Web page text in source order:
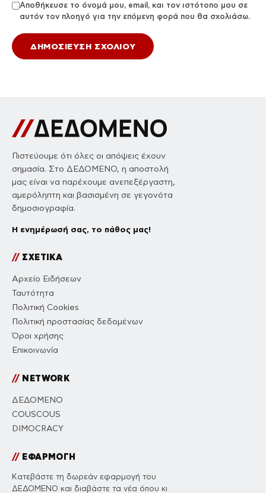
Αποθήκευσε το όνομά μου, email, και τον ιστότοπο μου σε
αυτόν τον πλοηγό για την επόμενη φορά που θα σχολιάσω.
Πιστεύουμε ότι όλες οι απόψεις έχουν
σημασία. Στο ΔΕΔΟΜΕΝΟ, η αποστολή
μας είναι να παρέχουμε ανεπεξέργαστη,
αμερόληπτη και βασισμένη σε γεγονότα
δημοσιογραφία.
Η ενημέρωσή σας, το πάθος μας!
//ΣΧΕΤΙΚΑ
Αρχείο Ειδήσεων
Ταυτότητα
Πολιτική Cookies
Πολιτική προστασίας δεδομένων
Όροι χρήσης
Επικοινωνία
//NETWORK
ΔΕΔΟΜΕΝΟ
COUSCOUS
DIMOCRACY
//ΕΦΑΡΜΟΓΗ
Κατεβάστε τη δωρεάν εφαρμογή του
ΔΕΔΟΜΕΝΟ και διαβάστε τα νέα όπου κι